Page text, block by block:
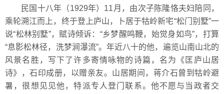
民国十八年（1929年）11月，由次子陈隆恪夫妇陪同，
乘轮溯江而上，终于登上庐山，卜居于牯岭新宅“松门别墅”一
说“松林别墅”，赋诗倾诉：“乡梦醒鸣鞭，始觉身如鸟”，打算
“息影松林径，洗梦涧瀑流”。年近八十的他，遍览山南山北的
风景名胜，写下了许多寄情咏物的诗篇，名为《匡庐山居
诗》，石印成册，以赠亲友。山居期间，蒋介石曾到牯岭避
暑，很想见见他，特派专人登门联系。他不愿与当政者交